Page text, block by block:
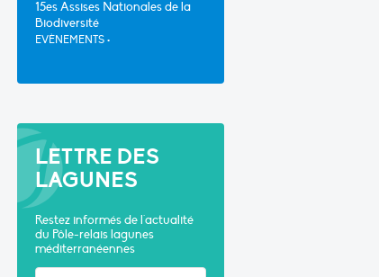
15es Assises Nationales de la
Biodiversité
EVÈNEMENTS •
LETTRE DES
LAGUNES
Restez informés de l'actualité
du Pôle-relais lagunes
méditerranéennes